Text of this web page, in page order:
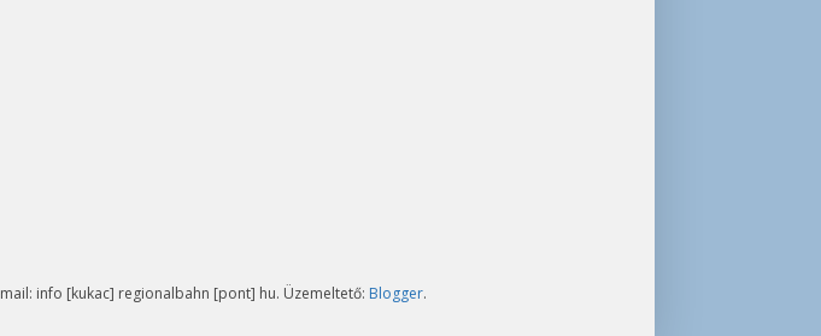
info [kukac] regionalbahn [pont] hu. Üzemeltető: Blogger.